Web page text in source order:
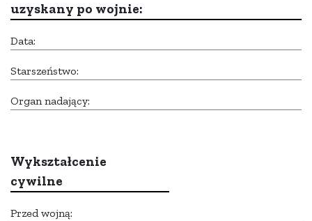
uzyskany po wojnie:
Data:
Starszeństwo:
Organ nadający:
Wykształcenie
cywilne
Przed wojną: